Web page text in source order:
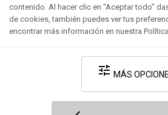
Desarrollado por V·Farma-Política de
contenido. Al hacer clic en “Aceptar todo”
de cookies, también puedes ver tus
encontrar más información en nuestra
tune MÁS